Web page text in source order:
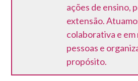
ações de ensino,
extensão.
colaborativa e
pessoas e
propósito.